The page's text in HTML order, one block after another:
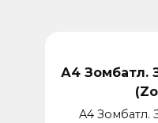
А4 Зомбатл.
A4 Зомбатл.